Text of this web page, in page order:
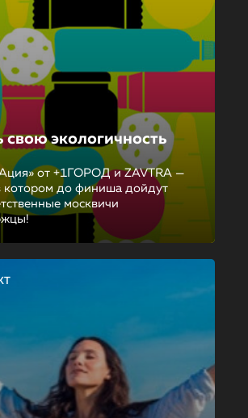
свою экологичность
от +1ГОРОД и ZAVTRA —
котором до финиша дойдут
москвичи